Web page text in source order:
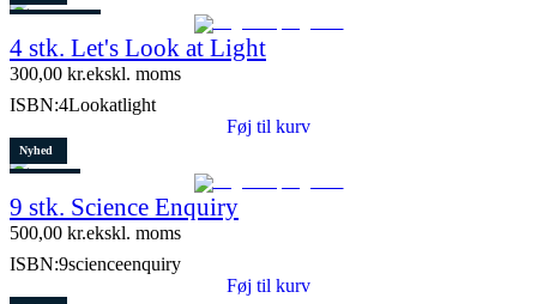
4 stk. Let's Look at Light
300,00 kr.ekskl. moms
ISBN:4Lookatlight
Føj til kurv
Nyhed
10 stk. tilbage
9 stk. Science Enquiry
500,00 kr.ekskl. moms
ISBN:9scienceenquiry
Føj til kurv